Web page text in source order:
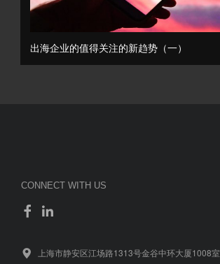
出海企业的值得关注的新趋势（一）
CONNECT WITH US
上海市静安区江场路1313号金谷中环大厦1008室